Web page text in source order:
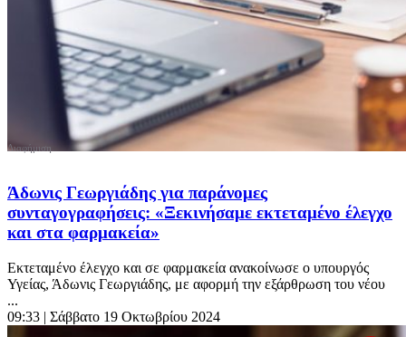
Άδωνις Γεωργιάδης για παράνομες
συνταγογραφήσεις: «Ξεκινήσαμε εκτεταμένο έλεγχο
και στα φαρμακεία»
Εκτεταμένο έλεγχο και σε φαρμακεία ανακοίνωσε ο υπουργός
Υγείας, Άδωνις Γεωργιάδης, με αφορμή την εξάρθρωση του νέου
...
09:33 | Σάββατο 19 Οκτωβρίου 2024